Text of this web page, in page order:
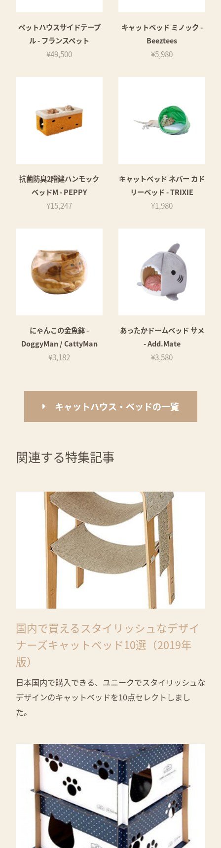
ペットハウスサイドテーブ
ル - フランスペット
¥49,500
キャットベッド ミノック -
Beeztees
¥5,980
抗菌防臭2階建ハンモック
ベッドM - PEPPY
¥15,247
キャットベッド ネバー カド
リーベッド - TRIXIE
¥1,980
にゃんこの金魚鉢 -
DoggyMan / CattyMan
¥3,182
あったかドームベッド サメ
- Add.Mate
¥3,580
キャットハウス・ベッドの一覧
関連する特集記事
国内で買えるスタイリッシュなデザイ
ナーズキャットベッド10選（2019年
版）
日本国内で購入できる、ユニークでスタイリッシュな
デザインのキャットベッドを10点セレクトしまし
た。